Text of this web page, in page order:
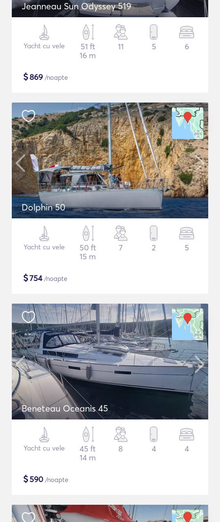
Jeanneau Sun Odyssey 519
Yacht cu vele
51 ft
16 m
11 5 6
$869 /noapte
Dolphin 50
Yacht cu vele
50 ft
15 m
7 2 5
$754/noapte
Beneteau Oceanis 45
Yacht cu vele
45 ft
14 m
8 4 4
$590 /noapte